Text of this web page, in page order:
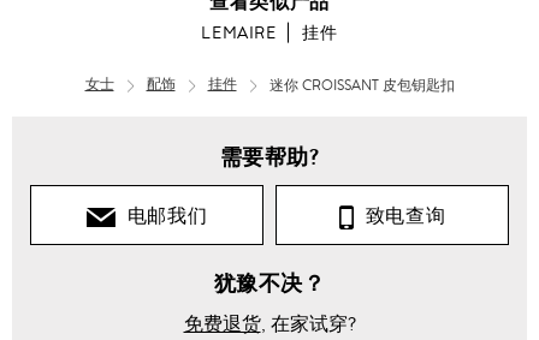
LEMAIRE 挂件
女士 配饰 挂件 迷你 CROISSANT 皮包钥匙扣
需要帮助?
电邮我们 致电查询
犹豫不决？
免费退货, 在家试穿?